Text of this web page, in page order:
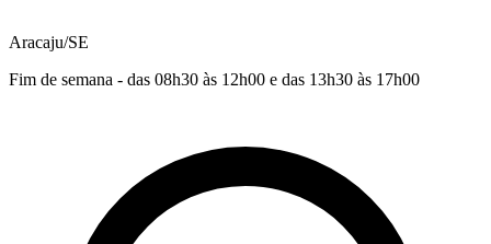
Aracaju/SE
Fim de semana - das 08h30 às 12h00 e das 13h30 às 17h00